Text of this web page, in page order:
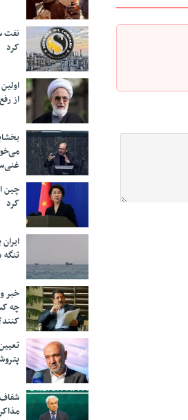
کرد
از
چین
کرد
تنگه
خبر
چه